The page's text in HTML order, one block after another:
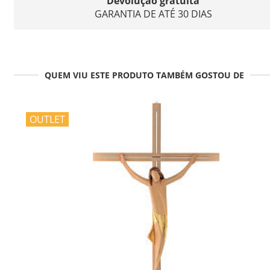
GARANTIA DE ATÉ 30 DIAS
QUEM VIU ESTE PRODUTO TAMBÉM GOSTOU DE
OUTLET